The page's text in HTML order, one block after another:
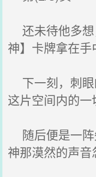
还未待他多想
神】卡牌拿在手
下一刻，刺眼
这片空间内的一
随后便是一阵
神那漠然的声音